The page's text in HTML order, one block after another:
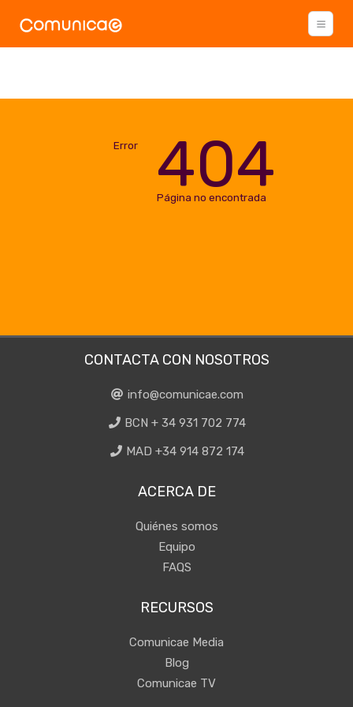
Error 404
Página no encontrada
CONTACTA CON NOSOTROS
info@comunicae.com
BCN + 34 931 702 774
MAD +34 914 872 174
ACERCA DE
Quiénes somos
Equipo
FAQS
RECURSOS
Comunicae Media
Blog
Comunicae TV